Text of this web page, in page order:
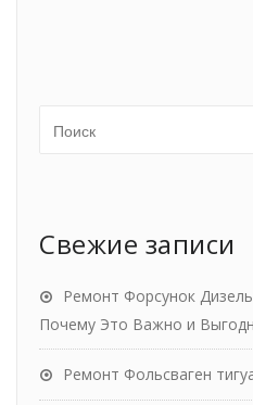
Свежие записи
Ремонт Форсунок
Почему Это Важно и
Ремонт Фольсваген